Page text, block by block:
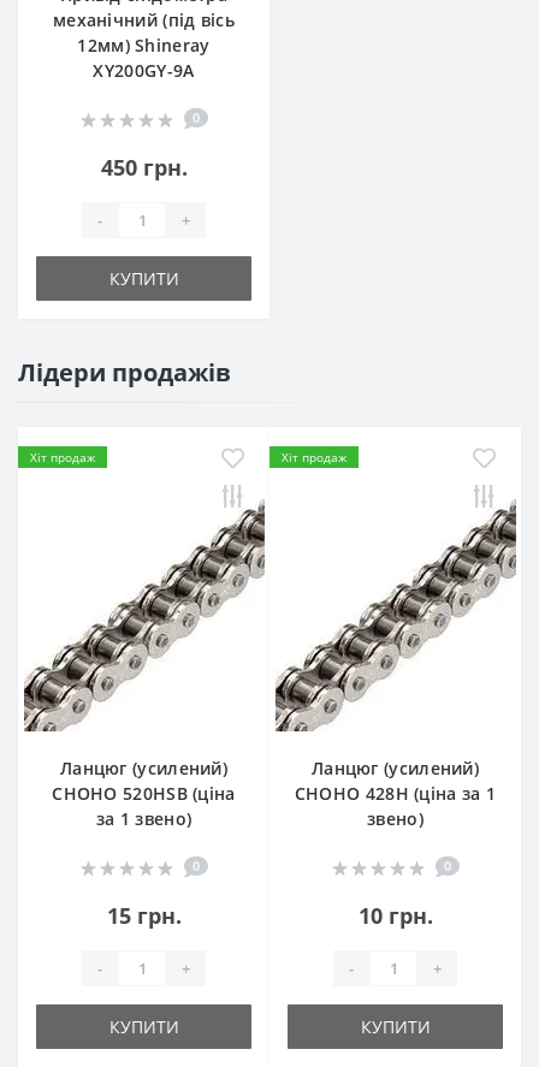
механічний (під вісь
12мм) Shineray
XY200GY-9A
0
450 грн.
- +
КУПИТИ
Лідери продажів
Хіт продаж
Ланцюг (усилений)
СHOHO 520HSB (ціна
за 1 звено)
0
15 грн.
- +
КУПИТИ
Хіт продаж
Ланцюг (усилений)
СHOHO 428H (ціна за 1
звено)
0
10 грн.
- +
КУПИТИ